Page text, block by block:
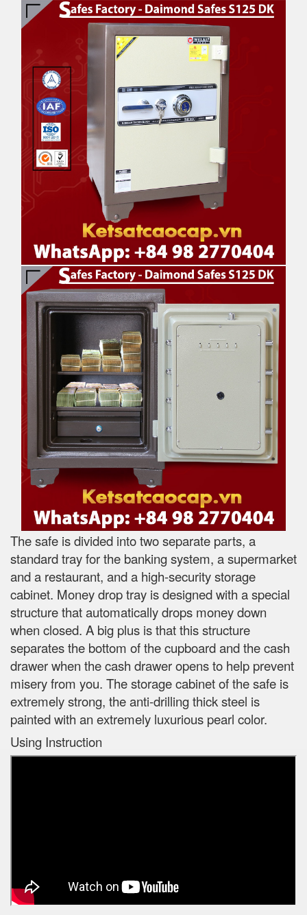
The safe is divided into two separate parts, a
standard tray for the banking system, a supermarket
and a restaurant, and a high-security storage
cabinet. Money drop tray is designed with a special
structure that automatically drops money down
when closed. A big plus is that this structure
separates the bottom of the cupboard and the cash
drawer when the cash drawer opens to help prevent
misery from you. The storage cabinet of the safe is
extremely strong, the anti-drilling thick steel is
painted with an extremely luxurious pearl color.
Using Instruction